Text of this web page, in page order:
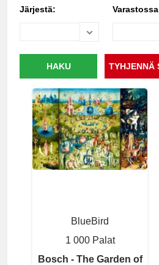
Järjestä: Varastossa
BlueBird
1 000 Palat
Bosch - The Garden of